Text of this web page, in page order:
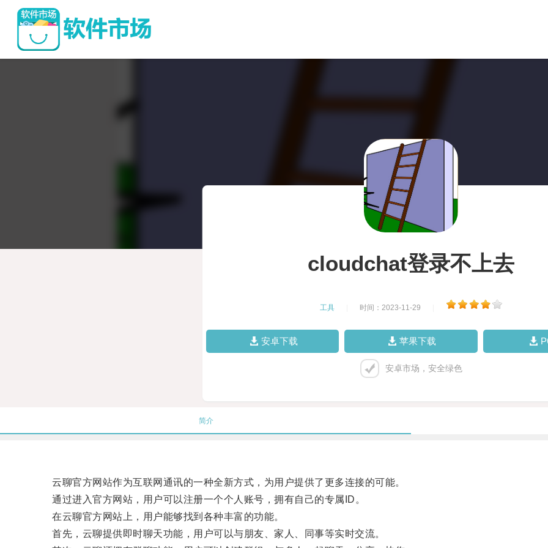
cloudchat登录不上去
工具 时间：2023-11-29
安卓下载 苹果下载
安卓市场，安全绿色
简介
云聊官方网站作为互联网通讯的一种全新方式，为用户提供了更多连接的可能。
通过进入官方网站，用户可以注册一个个人账号，拥有自己的专属ID。
在云聊官方网站上，用户能够找到各种丰富的功能。
首先，云聊提供即时聊天功能，用户可以与朋友、家人、同事等实时交流。